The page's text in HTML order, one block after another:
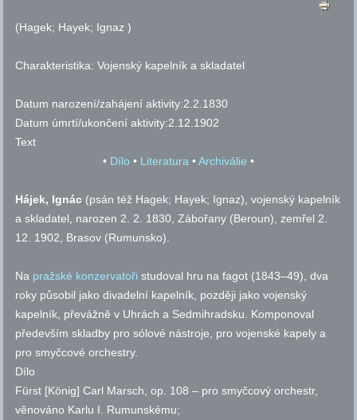
(Hagek; Hayek; Ignaz )
Charakteristika:Vojenský kapelník a skladatel
Datum narození/zahájení aktivity:2.2.1830
Datum úmrtí/ukončení aktivity:2.12.1902
Text
• Dílo • Literatura •Archiválie •
Hájek, Ignác (psán též Hagek; Hayek; Ignaz), vojenský kapelník
a skladatel, narozen 2. 2. 1830, Zábořany (Beroun), zemřel 2.
12. 1902, Brasov (Rumunsko).
Na pražské konzervatoři studoval hru na fagot (1843–49), dva
roky působil jako divadelní kapelník, později jako vojenský
kapelník, převážně v Uhrách a Sedmihradsku. Komponoval
především skladby pro sólové nástroje, pro vojenské kapely a
pro smyčcové orchestry.
Dílo
Fürst [König] Carl Marsch,op. 108 – pro smyčcový orchestr,
věnováno Karlu I. Rumunskému;